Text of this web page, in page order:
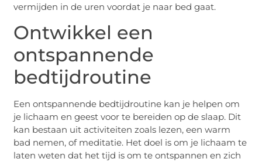
vermijden in de uren voordat je naar bed gaat.
Ontwikkel een
ontspannende
bedtijdroutine
Een ontspannende bedtijdroutine kan je helpen om
je lichaam en geest voor te bereiden op de slaap. Dit
kan bestaan uit activiteiten zoals lezen, een warm
bad nemen, of meditatie. Het doel is om je lichaam te
laten weten dat het tijd is om te ontspannen en zich